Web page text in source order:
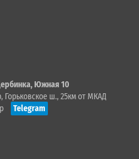
Южная 10
Горьковское ш., 25км от МКАД
Telegram